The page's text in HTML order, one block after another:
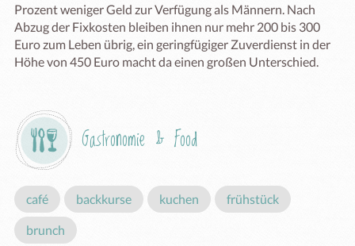
Prozent weniger Geld zur Verfügung als Männern. Nach
Abzug der Fixkosten bleiben ihnen nur mehr 200 bis 300
Euro zum Leben übrig, ein geringfügiger Zuverdienst in der
Höhe von 450 Euro macht da einen großen Unterschied.
Gastronomie & Food
café backkurse kuchen frühstück
brunch